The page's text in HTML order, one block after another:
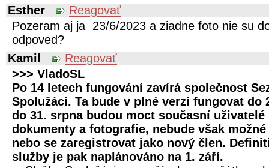
Esther
Reagovať
Pozeram aj ja 23/6/2023 a ziadne foto nie su
odpoved?
Kamil
Reagovať
>>> VladoSL
Po 14 letech fungování zavírá společnost
Spolužáci. Ta bude v plné verzi fungovat do
do 31. srpna budou moct současní
dokumenty a fotografie, nebude však
nebo se zaregistrovat jako nový člen.
služby je pak naplánováno na 1. září.